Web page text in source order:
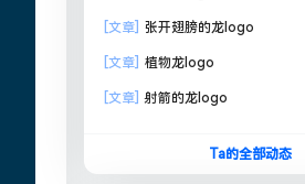
[文章] 张开翅膀的龙logo
[文章] 植物龙logo
[文章] 射箭的龙logo
Ta的全部动态